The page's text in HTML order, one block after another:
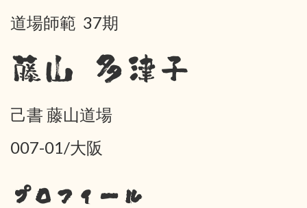
道場師範 37期
藤山 多津子
己書 藤山道場
007-01/大阪
プロフィール